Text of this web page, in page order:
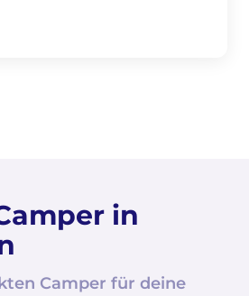
in
Camper für deine